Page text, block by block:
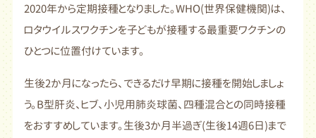
2020年から定期接種となりました。WHO(世界保健機関)は、
ロタウイルスワクチンを子どもが接種する最重要ワクチンの
ひとつに位置付けています。
生後2か月になったら、できるだけ早期に接種を開始しましょ
う。B型肝炎、ヒブ、小児用肺炎球菌、四種混合との同時接種
をおすすめしています。生後3か月半過ぎ(生後14週6日)まで